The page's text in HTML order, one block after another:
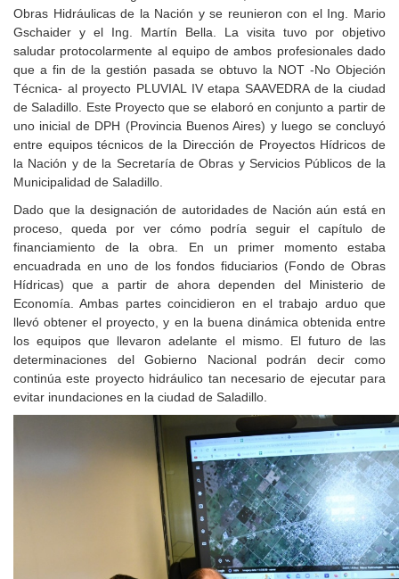
Obras Hidráulicas de la Nación y se reunieron con el Ing. Mario
Gschaider y el Ing. Martín Bella. La visita tuvo por objetivo
saludar protocolarmente al equipo de ambos profesionales dado
que a fin de la gestión pasada se obtuvo la NOT -No Objeción
Técnica- al proyecto PLUVIAL IV etapa SAAVEDRA de la ciudad
de Saladillo. Este Proyecto que se elaboró en conjunto a partir de
uno inicial de DPH (Provincia Buenos Aires) y luego se concluyó
entre equipos técnicos de la Dirección de Proyectos Hídricos de
la Nación y de la Secretaría de Obras y Servicios Públicos de la
Municipalidad de Saladillo.
Dado que la designación de autoridades de Nación aún está en
proceso, queda por ver cómo podría seguir el capítulo de
financiamiento de la obra. En un primer momento estaba
encuadrada en uno de los fondos fiduciarios (Fondo de Obras
Hídricas) que a partir de ahora dependen del Ministerio de
Economía. Ambas partes coincidieron en el trabajo arduo que
llevó obtener el proyecto, y en la buena dinámica obtenida entre
los equipos que llevaron adelante el mismo. El futuro de las
determinaciones del Gobierno Nacional podrán decir como
continúa este proyecto hidráulico tan necesario de ejecutar para
evitar inundaciones en la ciudad de Saladillo.